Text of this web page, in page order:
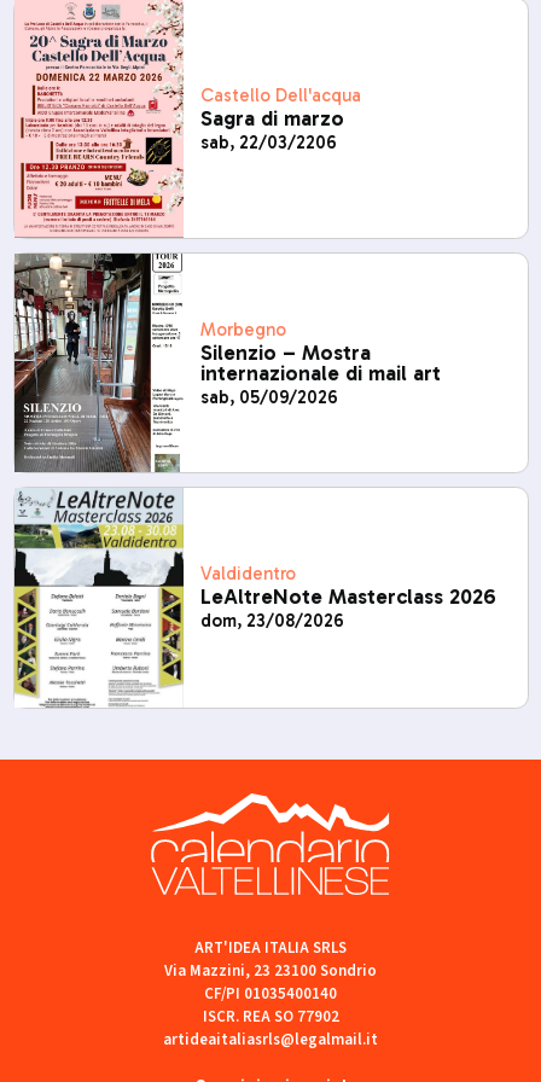
Castello Dell'acqua
Sagra di marzo
sab, 22/03/2206
Morbegno
Silenzio – Mostra
internazionale di mail art
sab, 05/09/2026
Valdidentro
LeAltreNote Masterclass 2026
dom, 23/08/2026
ART'IDEA ITALIA SRLS
Via Mazzini, 23 23100 Sondrio
CF/PI 01035400140
ISCR. REA SO 77902
artideaitaliasrls@legalmail.it